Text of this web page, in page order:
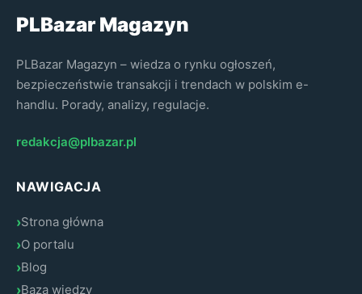
PLBazar Magazyn
PLBazar Magazyn – wiedza o rynku ogłoszeń,
bezpieczeństwie transakcji i trendach w polskim e-
handlu. Porady, analizy, regulacje.
redakcja@plbazar.pl
NAWIGACJA
Strona główna
O portalu
Blog
Baza wiedzy